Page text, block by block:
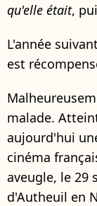
qu'elle était,
L'année
est
malade.
aujourd'hui
cinéma
aveugle, le 29
d'Autheuil en